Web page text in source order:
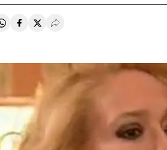
Compartir en Whatsapp
Compartir en Facebook
Compartir en Twitter
Desplegar Redes Sociales